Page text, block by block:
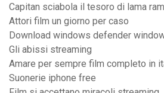
Capitan sciabola il tesoro di lama
Attori film un giorno per caso
Download windows defender
Gli abissi streaming
Amare per sempre film completo in
Suonerie iphone free